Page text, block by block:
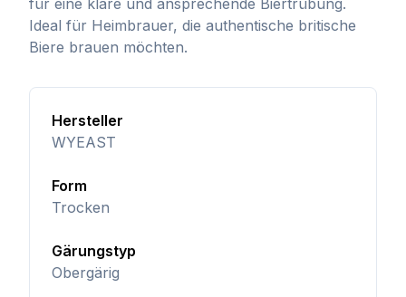
für eine klare und ansprechende Biertrübung.
Ideal für Heimbrauer, die authentische britische
Biere brauen möchten.
Hersteller
WYEAST
Form
Trocken
Gärungstyp
Obergärig